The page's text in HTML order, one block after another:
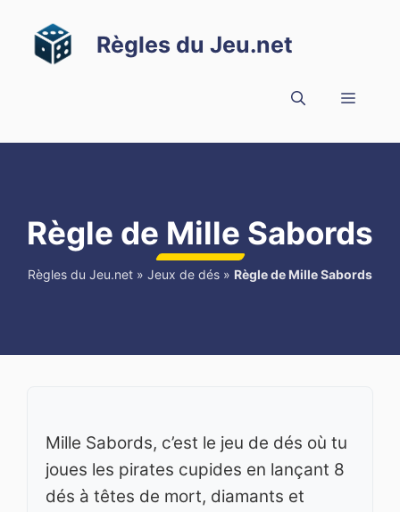
contenu
Règles du Jeu.net
Menu
Règle de Mille Sabords
Règles du Jeu.net » Jeux de dés » Règle de Mille Sabords
Mille Sabords, c’est le jeu de dés où tu
joues les pirates cupides en lançant 8
dés à têtes de mort, diamants et